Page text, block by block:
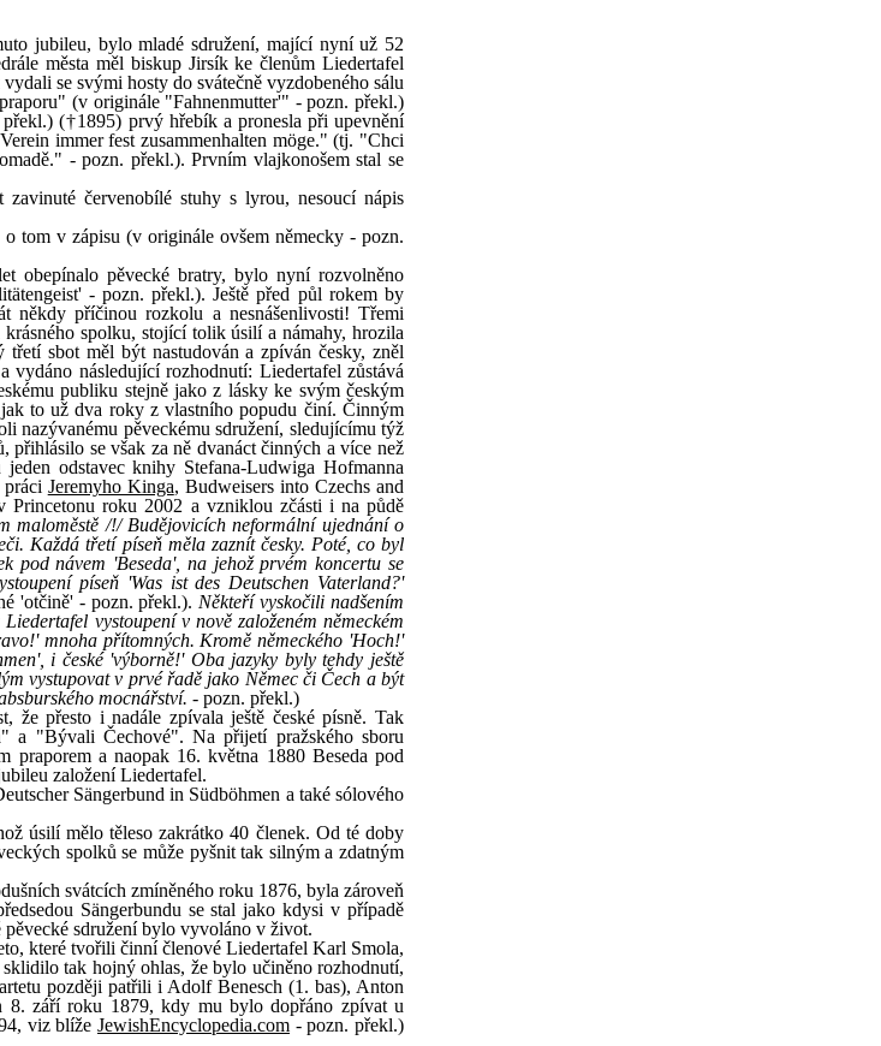
jubileu, bylo mladé sdružení, mající nyní už 52
města měl biskup Jirsík ke členům Liedertafel
se svými hosty do svátečně vyzdobeného sálu
(v originále "Fahnenmutter'" - pozn. překl.)
(†1895) prvý hřebík a pronesla při upevnění
immer fest zusammenhalten möge." (tj. "Chci
- pozn. překl.). Prvním vlajkonošem stal se
červenobílé stuhy s lyrou, nesoucí nápis
tom v zápisu (v originále ovšem německy - pozn.
obepínalo pěvecké bratry, bylo nyní rozvolněno
- pozn. překl.). Ještě před půl rokem by
příčinou rozkolu a nesnášenlivosti! Třemi
spolku, stojící tolik úsilí a námahy, hrozila
sbot měl být nastudován a zpíván česky, zněl
vydáno následující rozhodnutí: Liedertafel zůstává
publiku stejně jako z lásky ke svým českým
to už dva roky z vlastního popudu činí. Činným
nazývanému pěveckému sdružení, sledujícímu týž
přihlásilo se však za ně dvanáct činných a více než
odstavec knihy Stefana-Ludwiga Hofmanna
Jeremyho Kinga, Budweisers into Czechs and
roku 2002 a vzniklou zčásti i na půdě
maloměstě /!/ Budějovicích neformální ujednání o
Každá třetí píseň měla zaznít česky. Poté, co byl
pod návem 'Beseda', na jehož prvém koncertu se
píseň 'Was ist des Deutschen Vaterland?'
'otčině' - pozn. překl.). Někteří vyskočili nadšením
vystoupení v nově založeném německém
mnoha přítomných. Kromě německého 'Hoch!'
i české 'výborně!' Oba jazyky byly tehdy ještě
vystupovat v prvé řadě jako Němec či Čech a být
mocnářství. - pozn. překl.)
že přesto i nadále zpívala ještě české písně. Tak
a "Bývali Čechové". Na přijetí pražského sboru
a naopak 16. května 1880 Beseda pod
založení Liedertafel.
Sängerbund in Südböhmen a také sólového
úsilí mělo těleso zakrátko 40 členek. Od té doby
spolků se může pyšnit tak silným a zdatným
svátcích zmíněného roku 1876, byla zároveň
Sängerbundu se stal jako kdysi v případě
sdružení bylo vyvoláno v život.
které tvořili činní členové Liedertafel Karl Smola,
tak hojný ohlas, že bylo učiněno rozhodnutí,
později patřili i Adolf Benesch (1. bas), Anton
8. září roku 1879, kdy mu bylo dopřáno zpívat u
viz blíže JewishEncyclopedia.com - pozn. překl.)